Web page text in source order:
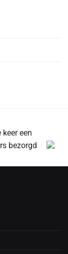
keer een
bezorgd